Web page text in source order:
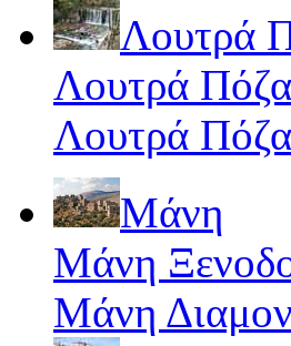
Λουτρά
Λουτρά
Λουτρά
Μάνη
Μάνη
Μάνη